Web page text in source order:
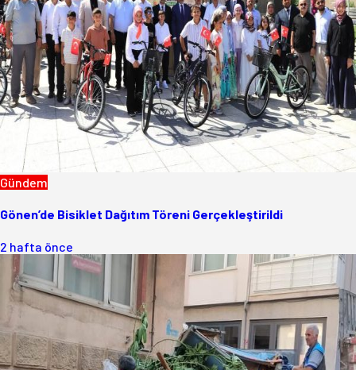
Gündem
Gönen’de Bisiklet Dağıtım Töreni Gerçekleştirildi
2 hafta önce